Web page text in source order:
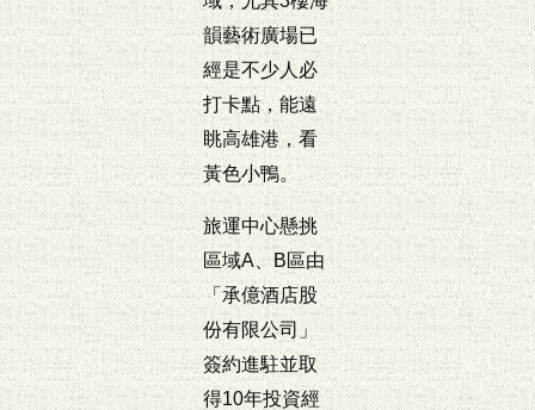
韻藝術廣場已
經是不少人必
打卡點，能遠
眺高雄港，看
黃色小鴨。
旅運中心懸挑
區域A、B區由
「承億酒店股
份有限公司」
簽約進駐並取
得10年投資經